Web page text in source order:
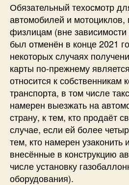
Обязательный техосмотр
автомобилей и
физлицам (вне зависимости
был отменён в конце 2021
некоторых случаях
карты по-прежнему
относится к собственникам
транспорта, в том числе
намерен выезжать на
страну, к тем, кто продаёт
случае, если ей более
тем, кто намерен узаконить
внесённые в конструкцию
числе установку
оборудования).